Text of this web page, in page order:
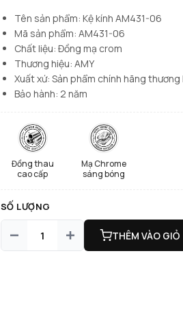
Tên sản phẩm: Kệ kính AM431-06
Mã sản phẩm: AM431-06
Chất liệu: Đồng mạ crom
Thương hiệu: AMY
Xuất xứ: Sản phẩm chính hãng thương
Bảo hành: 2 năm
Đồng thau
cao cấp
Mạ Chrome
sáng bóng
SỐ LƯỢNG
THÊM VÀO GIỎ